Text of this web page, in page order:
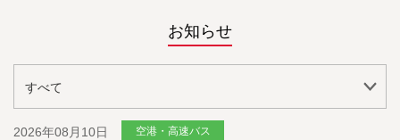
お知らせ
2026年08月10日 空港・高速バス